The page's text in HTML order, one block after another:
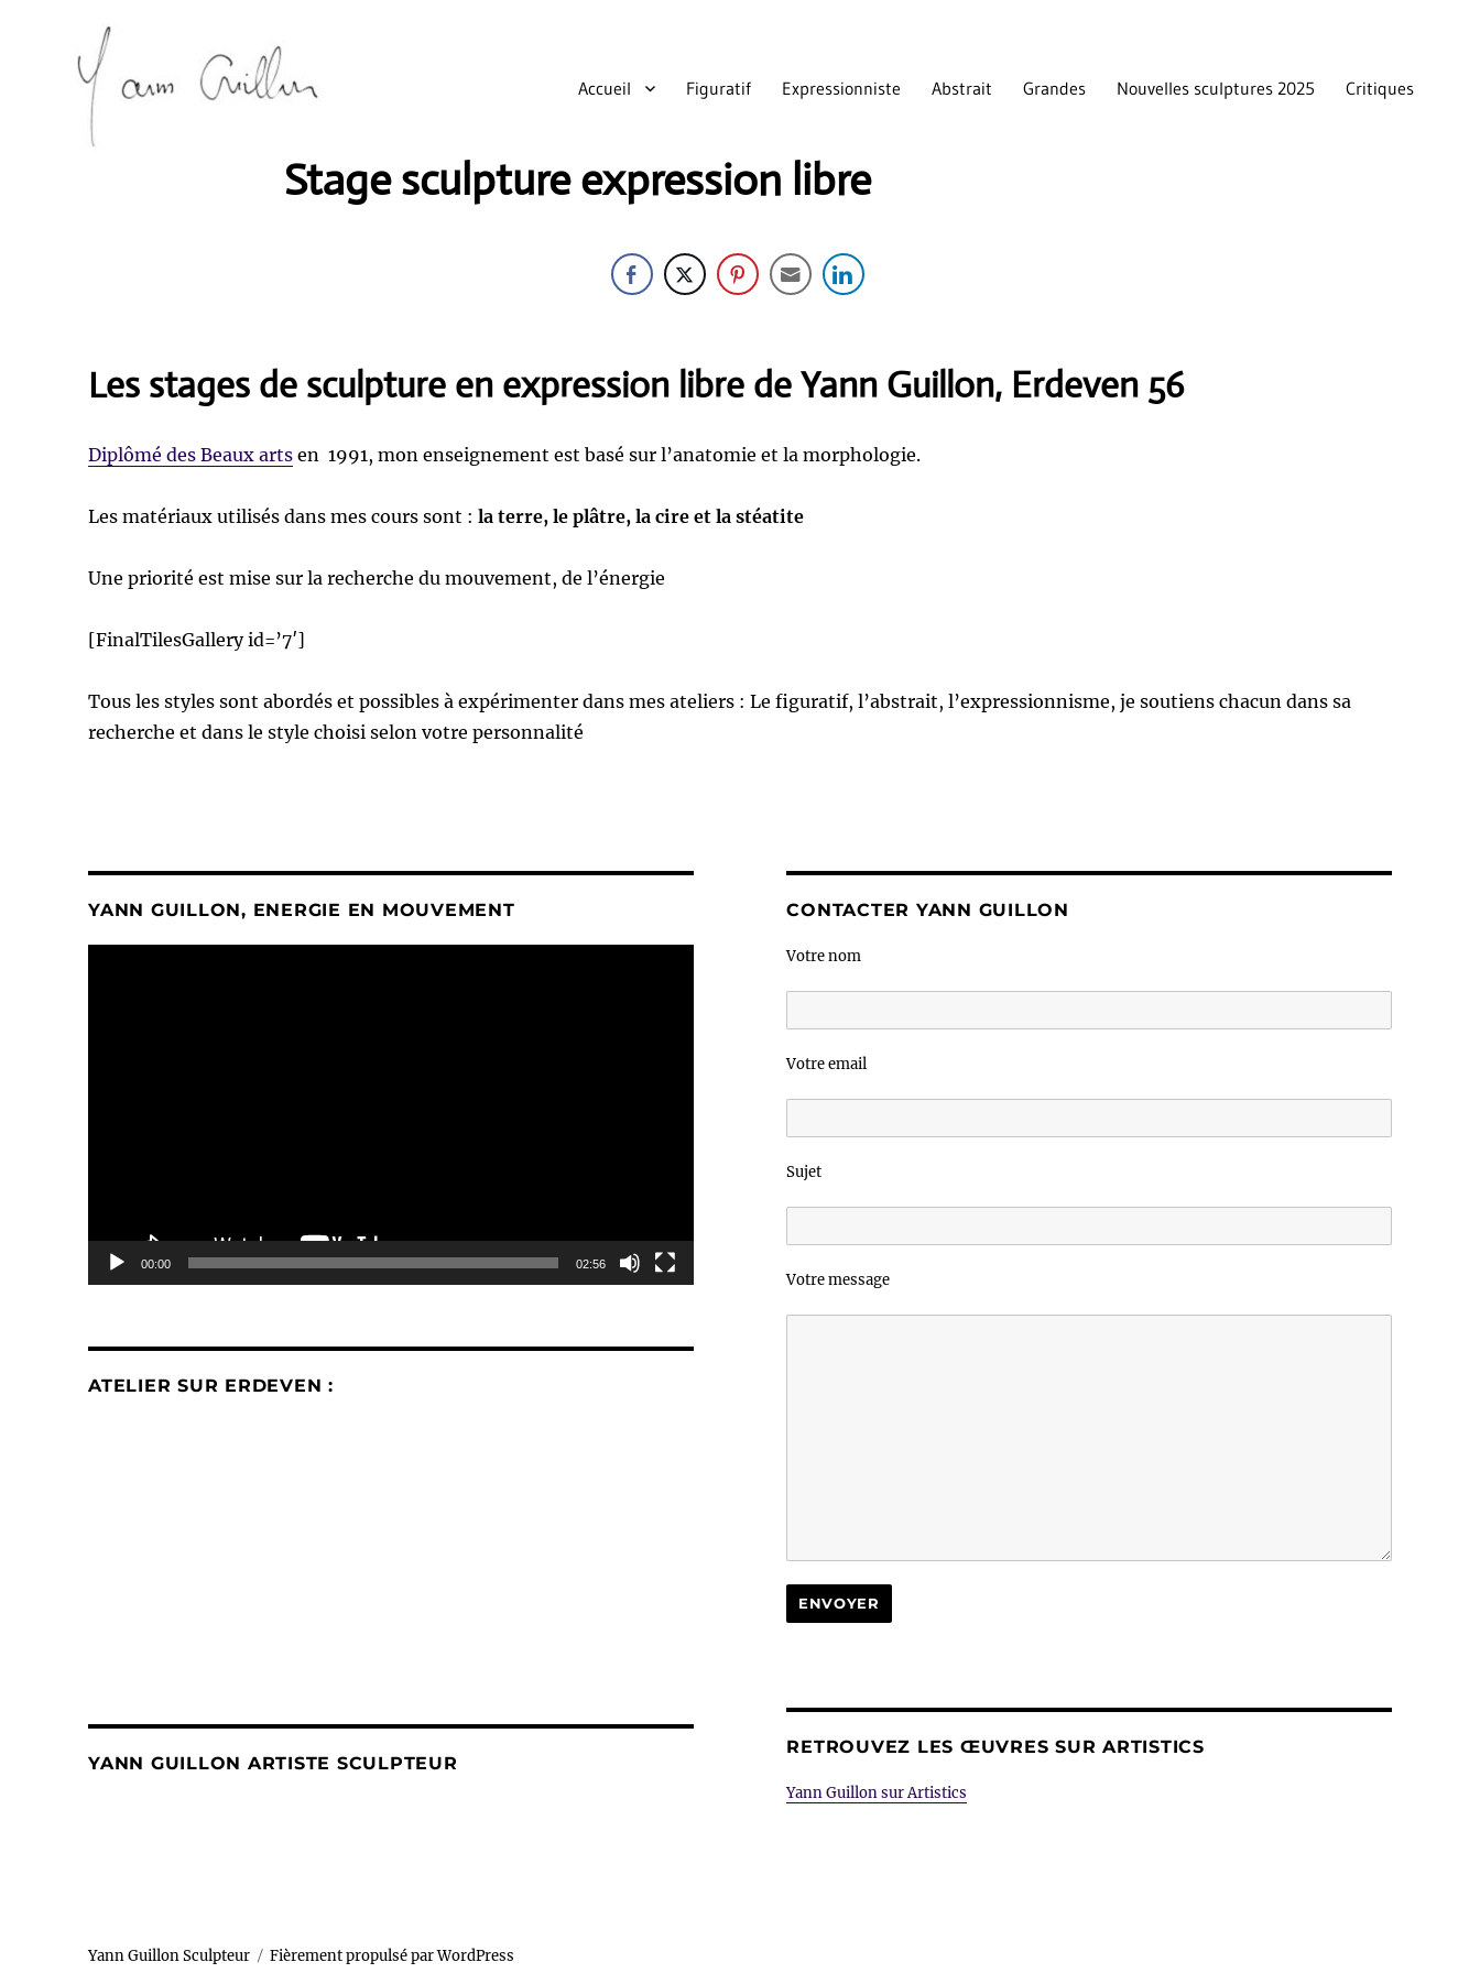
Yann Guillon Sculpteur
Accueil Figuratif Expressionniste Abstrait Grandes Nouvelles sculptures 2025 Critiques
Stage sculpture expression libre
Les stages de sculpture en expression libre de Yann Guillon, Erdeven 56
Diplômé des Beaux arts en 1991, mon enseignement est basé sur l’anatomie et la morphologie.
Les matériaux utilisés dans mes cours sont :la terre, le plâtre, la cire et la stéatite
Une priorité est mise sur la recherche du mouvement, de l’énergie
[FinalTilesGallery id=’7′]
Tous les styles sont abordés et possibles à expérimenter dans mes ateliers : Le figuratif, l’abstrait, l’expressionnisme, je soutiens chacun dans sa
recherche et dans le style choisi selon votre personnalité
YANN GUILLON, ENERGIE EN MOUVEMENT
00:00 02:56
ATELIER SUR ERDEVEN :
YANN GUILLON ARTISTE SCULPTEUR
CONTACTER YANN GUILLON
Votre nom
Votre email
Sujet
Votre message
RETROUVEZ LES ŒUVRES SUR ARTISTICS
Yann Guillon sur Artistics
Yann Guillon Sculpteur Fièrement propulsé par WordPress